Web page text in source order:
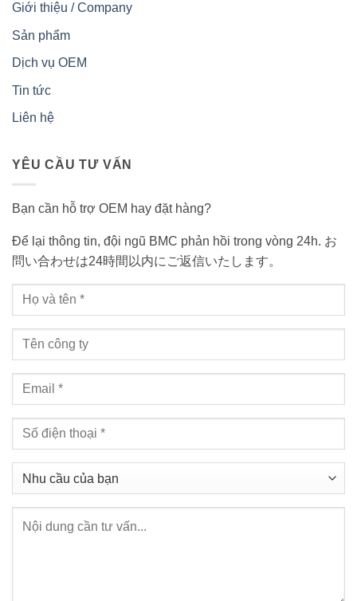
Giới thiệu / Company
Sản phẩm
Dịch vụ OEM
Tin tức
Liên hệ
YÊU CẦU TƯ VẤN
Bạn cần hỗ trợ OEM hay đặt hàng?
Để lại thông tin, đội ngũ BMC phản hồi trong vòng 24h. お
問い合わせは24時間以内にご返信いたします。